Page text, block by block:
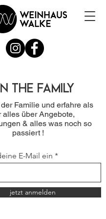
the Family
Familie und erfahre als
alles über Angebote,
& alles was noch so
passiert !
E-Mail ein
jetzt anmelden